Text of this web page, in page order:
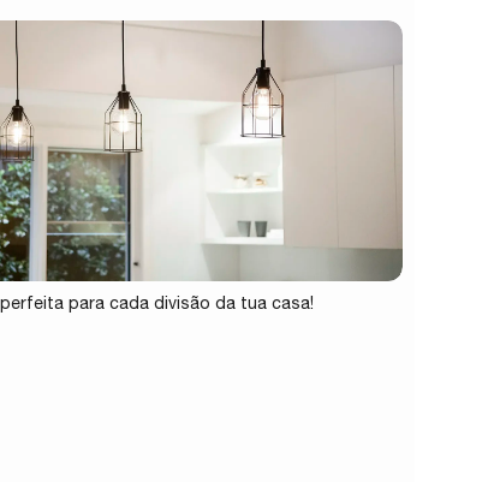
para cada divisão da tua casa!